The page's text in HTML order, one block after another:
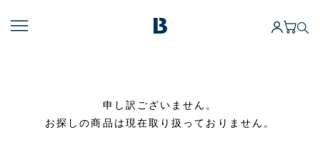
申し訳ございません。
お探しの商品は現在取り扱っておりません。